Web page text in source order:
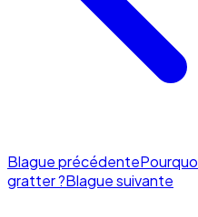
Blague précédente
gratter ?Blague suivante